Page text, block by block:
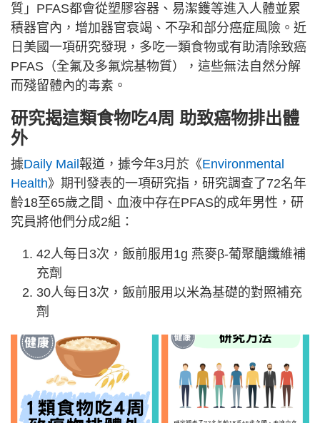
質」PFAS都會從塑膠容器、易潔鑊等進入人體並累
積器官內，增加器官衰竭、不孕和部分癌症風險。近
日美國一項研究發現，多吃一類食物或有助清除致癌
PFAS（全氟及多氟烷基物質），這些無法自然分解
而殘留體內的毒素。
研究揭這類食物吃4周 助致癌物排出體
外
據Daily Mail報道，據今年3月於《Environmental
Health》期刊發表的一項研究指，研究調查了72名年
齡18至65歲之間、血液中存在PFAS的成年男性，研
究員將他們分成2組：
42人每日3次，飯前服用1g 燕麥β-葡聚醣纖維補
充劑
30人每日3次，飯前服用以米為基礎的對照補充
劑